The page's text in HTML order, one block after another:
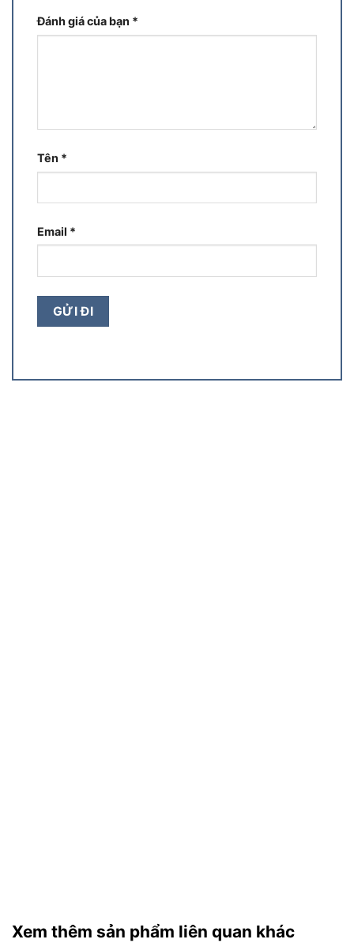
Đánh giá của bạn *
Tên *
Email *
Xem thêm sản phẩm liên quan khác